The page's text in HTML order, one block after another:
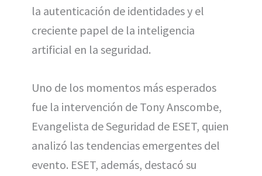
la autenticación de identidades y el
creciente papel de la inteligencia
artificial en la seguridad.
Uno de los momentos más esperados
fue la intervención de Tony Anscombe,
Evangelista de Seguridad de ESET, quien
analizó las tendencias emergentes del
evento. ESET, además, destacó su